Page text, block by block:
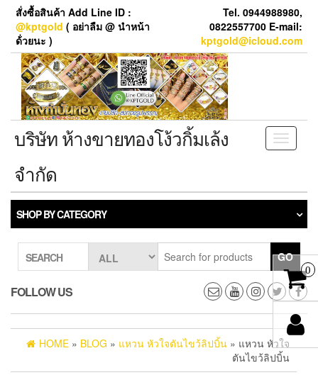
Skip
content
สั่งซื้อสินค้า Add Line ID :
@kptgold ( อย่าลืม @ นำหน้า
ด้่วยนะ )
Tel. 0944988980,
0822557700 E-mail:
kptgold@icloud.com
Toggle
บริษัท ห้างขายทองโง้วกิ้มเล้ง
จำกัด
SHOP BY CATEGORY
SEARCH GO
FOLLOW US
HOME » BLOG » แหวน หัวใจตันไขว้ลิปบิ้น » แหวน หัวใจ
ตันไขว้ลิปบิ้น
0